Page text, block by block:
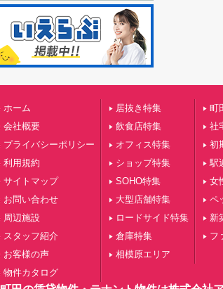
ホーム
会社概要
プライバシーポリシー
利用規約
サイトマップ
お問い合わせ
周辺施設
スタッフ紹介
お客様の声
物件カタログ
居抜き特集
飲食店特集
オフィス特集
ショップ特集
SOHO特集
大型店舗特集
ロードサイド特集
倉庫特集
相模原エリア
町
社
初
駅
女
ペ
新
フ